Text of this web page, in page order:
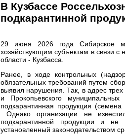
В Кузбассе
подкарантинной
29 июня 2026 года Сибирское
хозяйствующим субъектам в связи с
области - Кузбасса.
Ранее, в ходе контрольных
обязательных требований путем
выявил нарушения. Так, в адрес
и Прокопьевского
подкарантинная продукция
Однако организации не
подкарантинной продукции и
установленный законодательством